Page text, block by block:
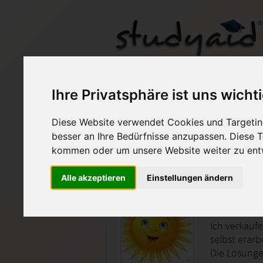
Ihre Privatsphäre ist uns
Diese Website verwendet Cookies und
besser an Ihre Bedürfnisse anzupassen. Diese
kommen oder um unsere Website weiter zu
Alle akzeptieren Einstellungen ändern
REWE 1N-XX1-A05
Auf StudyAid.de
Ich
selbst
Die